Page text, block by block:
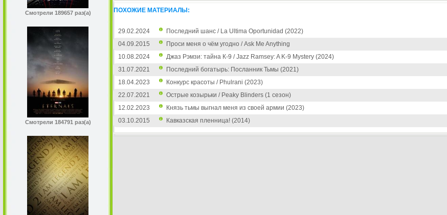
Смотрели 189657 раз(а)
Смотрели 184791 раз(а)
ПОХОЖИЕ МАТЕРИАЛЫ:
29.02.2024 Последний шанс / La Ultima Oportunidad (2022)
04.09.2015
Проси меня о чём угодно / Ask Me Anything
10.08.2024
Джаз Рэмзи: тайна К-9 / Jazz Ramsey: A K-9 Mystery (2024)
31.07.2021
Последний богатырь: Посланник Тьмы (2021)
18.04.2023
Конкурс красоты / Phulrani (2023)
22.07.2021
Острые козырьки / Peaky Blinders (1 сезон)
12.02.2023
Князь тьмы выгнал меня из своей армии (2023)
03.10.2015
Кавказская пленница! (2014)